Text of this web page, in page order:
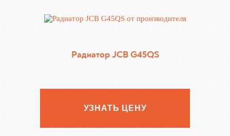
Радиатор JCB G45QS
УЗНАТЬ ЦЕНУ